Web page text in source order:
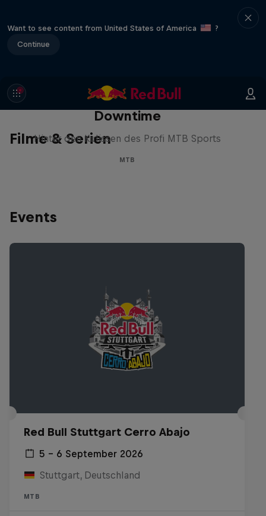
Want to see content from United States of America
?
Continue
Filme & Serien
Downtime
Hinter den Kulissen des Profi MTB Sports
MTB
Events
Red Bull Stuttgart Cerro Abajo
5 – 6 September 2026
Stuttgart, Deutschland
MTB